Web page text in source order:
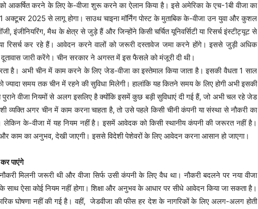
आकर्षित करने के लिए के-वीजा शुरू करने का ऐलान किया है। इसे अमेरिका के एच-1बी वीजा का
1 अक्टूबर 2025 से लागू होगा। साउथ चाइना मॉर्निंग पोस्ट के मुताबिक के-वीजा उन युवा और कुशल
इंजीनियरिंग, मैथ के क्षेत्र से जुड़े हैं और जिन्होंने किसी चर्चित यूनिवर्सिटी या रिसर्च इंस्टीट्यूट से
या रिसर्च कर रहे हैं। आवेदन करने वालों को जरूरी दस्तावेज जमा करने होंगे। इससे जुड़ी अधिक
दूतावास जारी करेंगे। चीन सरकार ने अगस्त में इस फैसले को मंजूरी दी थी।
है। अभी चीन में काम करने के लिए जेड-वीजा का इस्तेमाल किया जाता है। इसकी वैधता 1 साल
ज्यादा समय तक चीन में रहने की सुविधा मिलेगी। हालांकि यह कितने समय के लिए होगी अभी इसकी
वीजा नियमों से अलग इसलिए है क्योंकि इसमें कुछ बड़ी सुविधाएं दी गई हैं, जो अभी चल रहे जेड
व्यक्ति अगर चीन में काम करना चाहता है, तो उसे पहले किसी चीनी कंपनी या संस्था से नौकरी का
लेकिन के-वीजा में यह नियम नहीं है। इसमें आवेदक को किसी स्थानीय कंपनी की जरूरत नहीं है।
काम का अनुभव, देखी जाएगी। इससे विदेशी पेशेवरों के लिए आवेदन करना आसान हो जाएगा।
पाएंगे
मिलनी जरूरी थी और वीजा सिर्फ उसी कंपनी के लिए वैध था। नौकरी बदलने पर नया वीजा
ऐसा कोई नियम नहीं होगा। शिक्षा और अनुभव के आधार पर सीधे आवेदन किया जा सकता है।
घोषणा नहीं की गई है। वहीं, जेडवीजा की फीस हर देश के नागरिकों के लिए अलग-अलग होती